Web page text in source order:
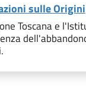
sulle Origini
Toscana e